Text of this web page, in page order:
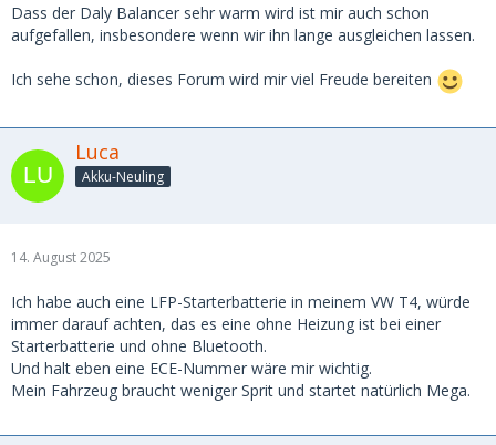
Dass der Daly Balancer sehr warm wird ist mir auch schon
aufgefallen, insbesondere wenn wir ihn lange ausgleichen lassen.
Ich sehe schon, dieses Forum wird mir viel Freude bereiten
Luca
Akku-Neuling
14. August 2025
Ich habe auch eine LFP-Starterbatterie in meinem VW T4, würde
immer darauf achten, das es eine ohne Heizung ist bei einer
Starterbatterie und ohne Bluetooth.
Und halt eben eine ECE-Nummer wäre mir wichtig.
Mein Fahrzeug braucht weniger Sprit und startet natürlich Mega.